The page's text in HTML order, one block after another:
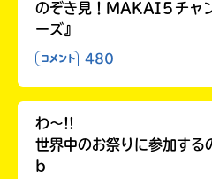
のぞき見！MAKAI５チャ
ーズ』
コメント 480
わ〜!!
世界中のお祭りに参加す
b